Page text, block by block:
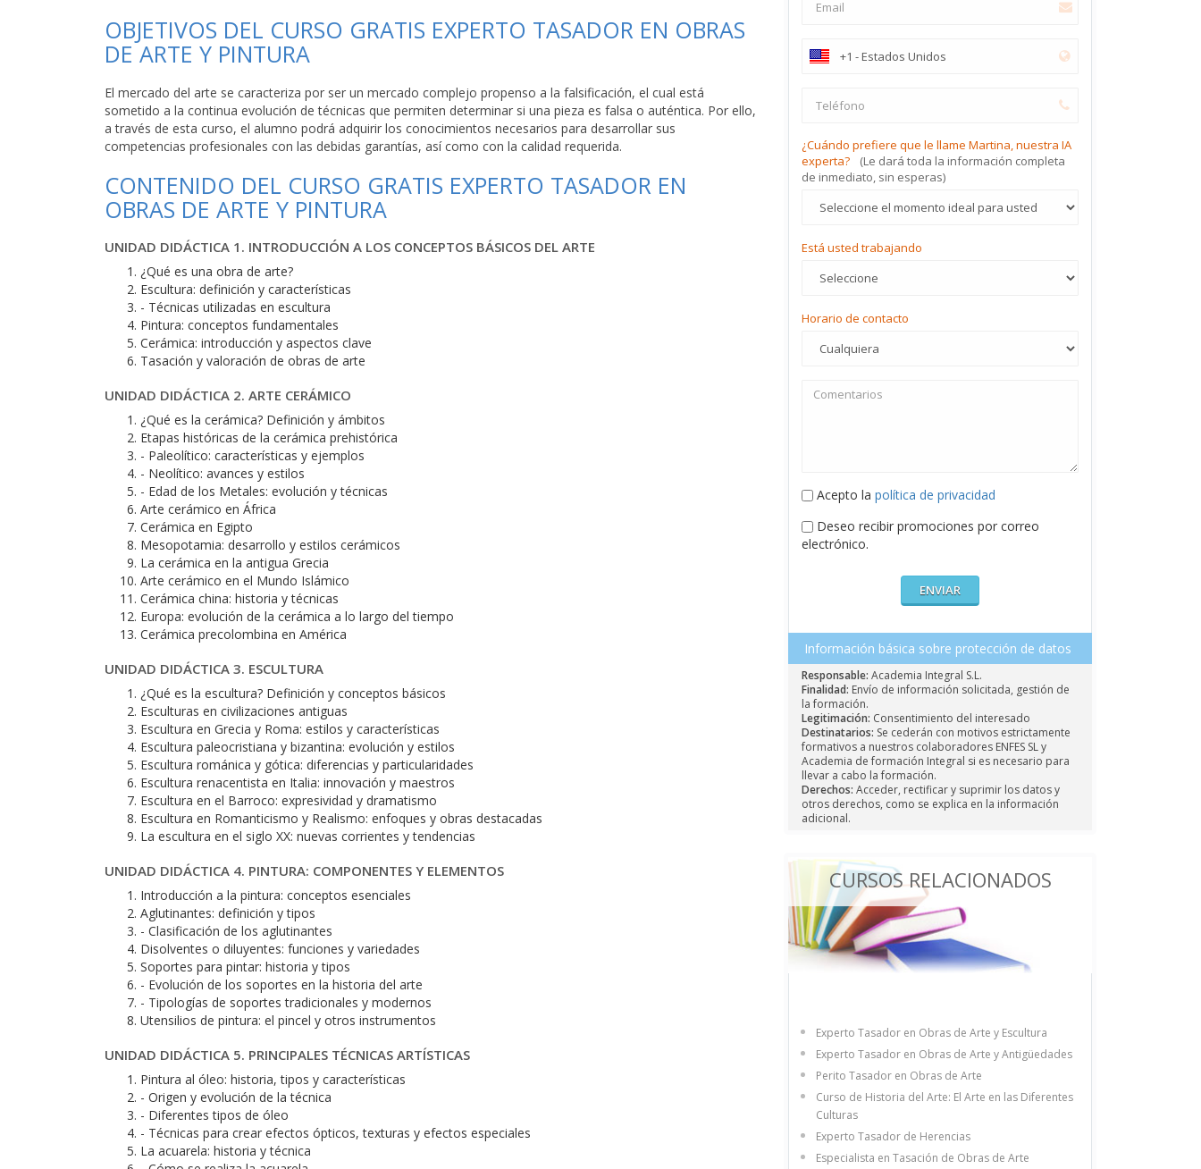
OBJETIVOS DEL CURSO GRATIS EXPERTO TASADOR EN OBRAS
DE ARTE Y PINTURA
El mercado del arte se caracteriza por ser un mercado complejo propenso a la falsificación, el cual está
sometido a la continua evolución de técnicas que permiten determinar si una pieza es falsa o auténtica. Por ello,
a través de esta curso, el alumno podrá adquirir los conocimientos necesarios para desarrollar sus
competencias profesionales con las debidas garantías, así como con la calidad requerida.
CONTENIDO DEL CURSO GRATIS EXPERTO TASADOR EN
OBRAS DE ARTE Y PINTURA
UNIDAD DIDÁCTICA 1. INTRODUCCIÓN A LOS CONCEPTOS BÁSICOS DEL ARTE
¿Qué es una obra de arte?
Escultura: definición y características
- Técnicas utilizadas en escultura
Pintura: conceptos fundamentales
Cerámica: introducción y aspectos clave
Tasación y valoración de obras de arte
UNIDAD DIDÁCTICA 2. ARTE CERÁMICO
¿Qué es la cerámica? Definición y ámbitos
Etapas históricas de la cerámica prehistórica
- Paleolítico: características y ejemplos
- Neolítico: avances y estilos
- Edad de los Metales: evolución y técnicas
Arte cerámico en África
Cerámica en Egipto
Mesopotamia: desarrollo y estilos cerámicos
La cerámica en la antigua Grecia
Arte cerámico en el Mundo Islámico
Cerámica china: historia y técnicas
Europa: evolución de la cerámica a lo largo del tiempo
Cerámica precolombina en América
UNIDAD DIDÁCTICA 3. ESCULTURA
¿Qué es la escultura? Definición y conceptos básicos
Esculturas en civilizaciones antiguas
Escultura en Grecia y Roma: estilos y características
Escultura paleocristiana y bizantina: evolución y estilos
Escultura románica y gótica: diferencias y particularidades
Escultura renacentista en Italia: innovación y maestros
Escultura en el Barroco: expresividad y dramatismo
Escultura en Romanticismo y Realismo: enfoques y obras destacadas
La escultura en el siglo XX: nuevas corrientes y tendencias
UNIDAD DIDÁCTICA 4. PINTURA: COMPONENTES Y ELEMENTOS
Introducción a la pintura: conceptos esenciales
Aglutinantes: definición y tipos
- Clasificación de los aglutinantes
Disolventes o diluyentes: funciones y variedades
Soportes para pintar: historia y tipos
- Evolución de los soportes en la historia del arte
- Tipologías de soportes tradicionales y modernos
Utensilios de pintura: el pincel y otros instrumentos
UNIDAD DIDÁCTICA 5. PRINCIPALES TÉCNICAS ARTÍSTICAS
Pintura al óleo: historia, tipos y características
- Origen y evolución de la técnica
- Diferentes tipos de óleo
- Técnicas para crear efectos ópticos, texturas y efectos especiales
La acuarela: historia y técnica
¿Cuándo prefiere que le llame Martina, nuestra IA
experta?
(Le dará toda la información completa
de inmediato, sin esperas)
Está usted trabajando
Horario de contacto
Acepto la política de privacidad
Deseo recibir promociones por correo
electrónico.
Información básica sobre protección de datos
Responsable: Academia Integral S.L.
Finalidad: Envío de información solicitada, gestión de
la formación.
Legitimación: Consentimiento del interesado
Destinatarios: Se cederán con motivos estrictamente
formativos a nuestros colaboradores ENFES SL y
Academia de formación Integral si es necesario para
llevar a cabo la formación.
Derechos: Acceder, rectificar y suprimir los datos y
otros derechos, como se explica en la información
adicional.
CURSOS RELACIONADOS
Experto Tasador en Obras de Arte y Escultura
Experto Tasador en Obras de Arte y Antigüedades
Perito Tasador en Obras de Arte
Curso de Historia del Arte: El Arte en las Diferentes
Culturas
Experto Tasador de Herencias
Especialista en Tasación de Obras de Arte